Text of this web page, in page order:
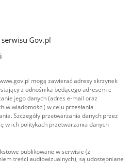
Gov.pl
mogą zawierać adresy skrzynek
z odnośnika będącego adresem e-
jego danych (adres e-mail oraz
w wiadomości) w celu przesłania
Szczegóły przetwarzania danych przez
w ich politykach przetwarzania danych
publikowane w serwisie (z
treści audiowizualnych), są udostępniane